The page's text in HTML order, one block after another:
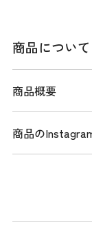
商品について
商品概要
商品説明
グ。左右サイド
商品の